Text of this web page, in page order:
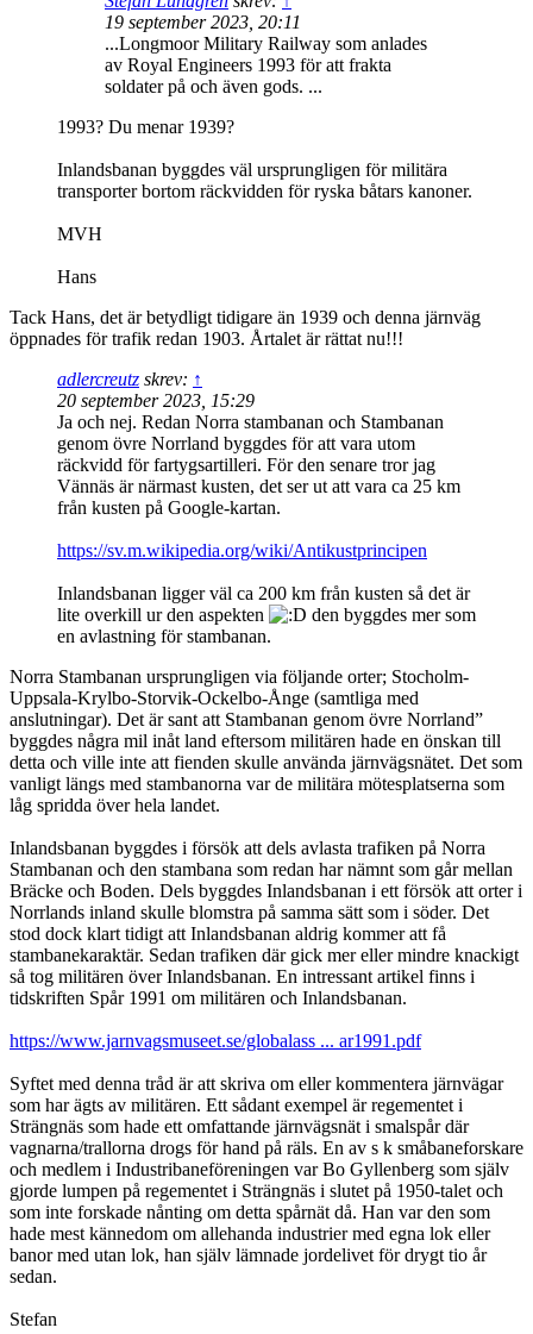
19 september 2023, 20:11
...Longmoor Military Railway som anlades
av Royal Engineers 1993 för att frakta
soldater på och även gods. ...
1993? Du menar 1939?
Inlandsbanan byggdes väl ursprungligen för militära
transporter bortom räckvidden för ryska båtars kanoner.
MVH
Hans
Tack Hans, det är betydligt tidigare än 1939 och denna järnväg
öppnades för trafik redan 1903. Årtalet är rättat nu!!!
adlercreutz skrev: ↑
20 september 2023, 15:29
Ja och nej. Redan Norra stambanan och Stambanan
genom övre Norrland byggdes för att vara utom
räckvidd för fartygsartilleri. För den senare tror jag
Vännäs är närmast kusten, det ser ut att vara ca 25 km
från kusten på Google-kartan.
https://sv.m.wikipedia.org/wiki/Antikustprincipen
Inlandsbanan ligger väl ca 200 km från kusten så det är
lite overkill ur den aspekten
den byggdes mer som
en avlastning för stambanan.
Norra Stambanan ursprungligen via följande orter; Stocholm-
Uppsala-Krylbo-Storvik-Ockelbo-Ånge (samtliga med
anslutningar). Det är sant att Stambanan genom övre Norrland”
byggdes några mil inåt land eftersom militären hade en önskan till
detta och ville inte att fienden skulle använda järnvägsnätet. Det som
vanligt längs med stambanorna var de militära mötesplatserna som
låg spridda över hela landet.
Inlandsbanan byggdes i försök att dels avlasta trafiken på Norra
Stambanan och den stambana som redan har nämnt som går mellan
Bräcke och Boden. Dels byggdes Inlandsbanan i ett försök att orter i
Norrlands inland skulle blomstra på samma sätt som i söder. Det
stod dock klart tidigt att Inlandsbanan aldrig kommer att få
stambanekaraktär. Sedan trafiken där gick mer eller mindre knackigt
så tog militären över Inlandsbanan. En intressant artikel finns i
tidskriften Spår 1991 om militären och Inlandsbanan.
https://www.jarnvagsmuseet.se/globalass ... ar1991.pdf
Syftet med denna tråd är att skriva om eller kommentera järnvägar
som har ägts av militären. Ett sådant exempel är regementet i
Strängnäs som hade ett omfattande järnvägsnät i smalspår där
vagnarna/trallorna drogs för hand på räls. En av s k småbaneforskare
och medlem i Industribaneföreningen var Bo Gyllenberg som själv
gjorde lumpen på regementet i Strängnäs i slutet på 1950-talet och
som inte forskade nånting om detta spårnät då. Han var den som
hade mest kännedom om allehanda industrier med egna lok eller
banor med utan lok, han själv lämnade jordelivet för drygt tio år
sedan.
Stefan